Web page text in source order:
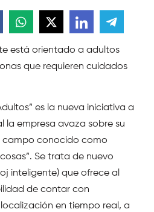
está orientado a adultos
que requieren cuidados
es la nueva iniciativa a
la empresa avaza sobre su
campo conocido como
Se trata de nuevo
inteligente) que ofrece al
de contar con
en tiempo real, a